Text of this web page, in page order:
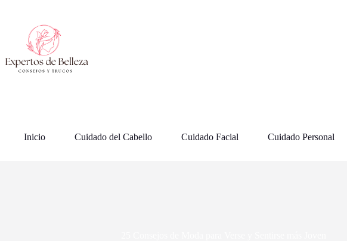
contenido
Inicio Cuidado del Cabello Cuidado Facial Cuidado Personal